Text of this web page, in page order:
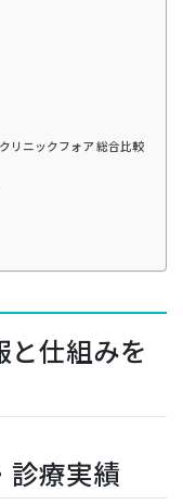
リニックフォア 総合比較
と仕組みを
診療実績